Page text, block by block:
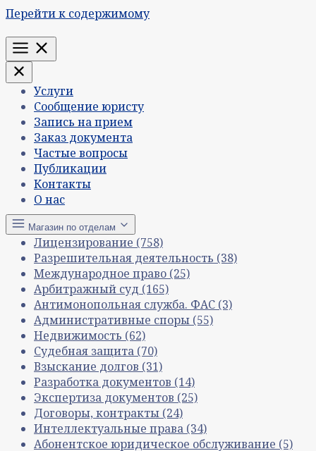
Перейти к содержимому
Меню
Услуги
Сообщение юристу
Запись на прием
Заказ документа
Частые вопросы
Публикации
Контакты
О нас
Магазин по отделам
Лицензирование (758)
Разрешительная деятельность (38)
Международное право (25)
Арбитражный суд (165)
Антимонопольная служба. ФАС (3)
Административные споры (55)
Недвижимость (62)
Судебная защита (70)
Взыскание долгов (31)
Разработка документов (14)
Экспертиза документов (25)
Договоры, контракты (24)
Интеллектуальные права (34)
Абонентское юридическое обслуживание (5)